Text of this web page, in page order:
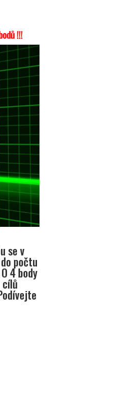
!!!
se v
počtu
4 body
cílů